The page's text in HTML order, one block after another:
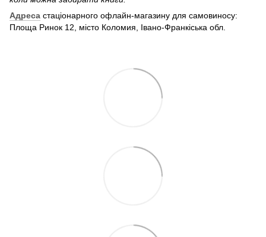
Адреса стаціонарного офлайн-магазину для самовиносу:
Площа Ринок 12, місто Коломия, Івано-Франкіська обл.